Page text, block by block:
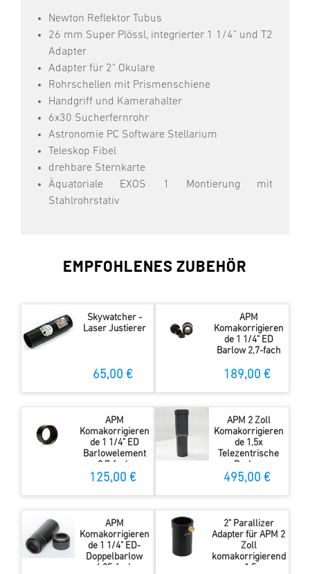
Newton Reflektor Tubus
26 mm Super Plössl, integrierter 1 1/4" und T2
Adapter
Adapter für 2" Okulare
Rohrschellen mit Prismenschiene
Handgriff und Kamerahalter
6x30 Sucherfernrohr
Astronomie PC Software Stellarium
Teleskop Fibel
drehbare Sternkarte
Äquatoriale EXOS 1 Montierung mit
Stahlrohrstativ
EMPFOHLENES ZUBEHÖR
Skywatcher -
Laser Justierer
65,00 €
APM
Komakorrigieren
de 1 1/4" ED
Barlow 2,7-fach
189,00 €
APM
Komakorrigieren
de 1 1/4" ED
Barlowelement
2,7-fach
125,00 €
APM 2 Zoll
Komakorrigieren
de 1,5x
Telezentrische
Barlow
495,00 €
APM
Komakorrigieren
de 1 1/4" ED-
Doppelbarlow
6,25-fach
2" Parallizer
Adapter für APM 2
Zoll
komakorrigierend
e 1,5x